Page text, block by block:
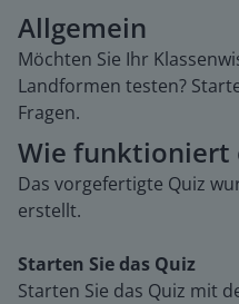
Allgemein
Möchten Sie Ihr
Landformen testen?
Fragen.
Wie funktioniert
Das vorgefertigte Quiz
erstellt.
Starten Sie das Quiz
Starten Sie das Quiz mit